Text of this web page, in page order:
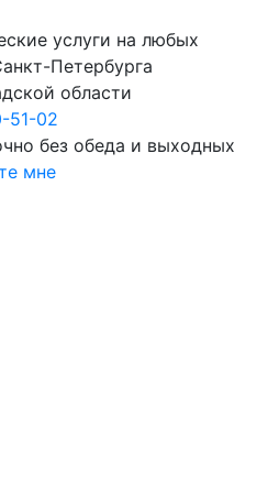
услуги на любых
Петербурга
области
51-02
без обеда и выходных
мне